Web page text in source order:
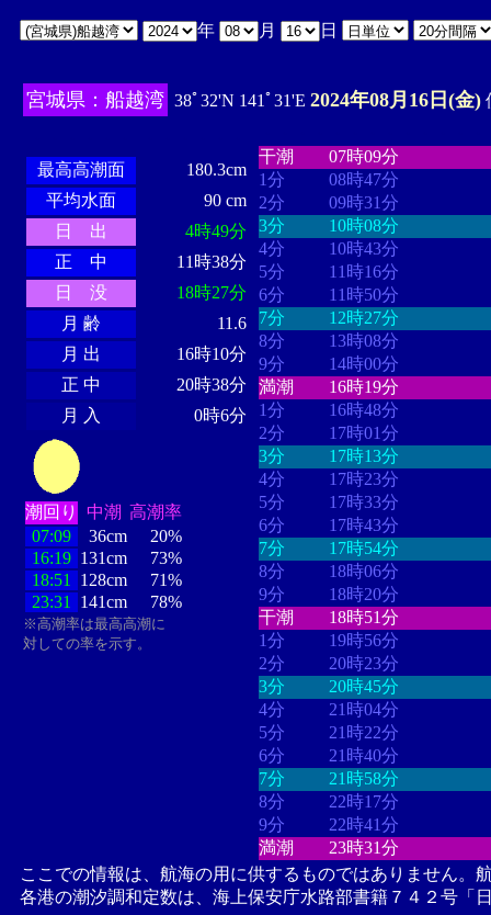
年 月 日
宮城県：船越湾 38ﾟ32'N 141ﾟ31'E 2024年08月16日(金)
最高高潮面
180.3cm
平均水面
90 cm
日 出
4時49分
正 中
11時38分
日 没
18時27分
月 齢
11.6
月 出
16時10分
正 中
20時38分
月 入
0時6分
潮回り 中潮 高潮率
07:09
36cm
20%
16:19 131cm
73%
18:51
128cm
71%
23:31
141cm 78%
※高潮率は最高高潮に
対しての率を示す。
干潮
07時09分
1分
08時47分
2分
09時31分
3分
10時08分
4分
10時43分
5分
11時16分
6分
11時50分
7分
12時27分
8分
13時08分
9分
14時00分
満潮
16時19分
1分
16時48分
2分
17時01分
3分
17時13分
4分
17時23分
5分
17時33分
6分
17時43分
7分
17時54分
8分
18時06分
9分
18時20分
干潮
18時51分
1分
19時56分
2分
20時23分
3分
20時45分
4分
21時04分
5分
21時22分
6分
21時40分
7分
21時58分
8分
22時17分
9分
22時41分
満潮
23時31分
ここでの情報は、航海の用に供するものではありません。
各港の潮汐調和定数は、海上保安庁水路部書籍７４２号「